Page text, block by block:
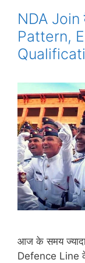
NDA
Pattern,
आज के समय
Defence Line के